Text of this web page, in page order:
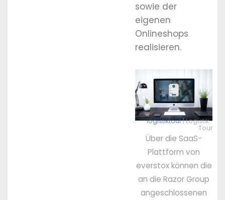
sowie der
eigenen
Onlineshops
realisieren.
logistiktour| Logistik-
Tour
Über die SaaS-
Plattform von
everstox können die
an die Razor Group
angeschlossenen